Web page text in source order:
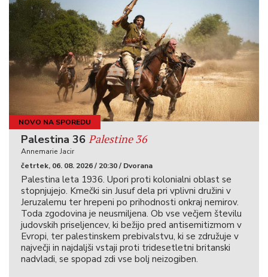
NOVO NA SPOREDU
Palestina 36 Palestine 36
Annemarie Jacir
četrtek, 06. 08. 2026 / 20:30 / Dvorana
Palestina leta 1936. Upori proti kolonialni oblast se
stopnjujejo. Kmečki sin Jusuf dela pri vplivni družini v
Jeruzalemu ter hrepeni po prihodnosti onkraj nemirov.
Toda zgodovina je neusmiljena. Ob vse večjem številu
judovskih priseljencev, ki bežijo pred antisemitizmom v
Evropi, ter palestinskem prebivalstvu, ki se združuje v
največji in najdaljši vstaji proti tridesetletni britanski
nadvladi, se spopad zdi vse bolj neizogiben.